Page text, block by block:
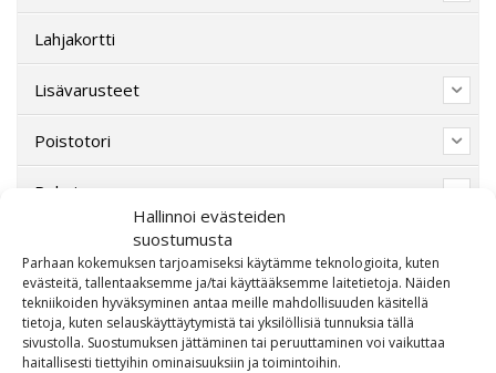
Hallinnoi evästeiden
suostumusta
Parhaan kokemuksen tarjoamiseksi käytämme teknologioita, kuten
evästeitä, tallentaaksemme ja/tai käyttääksemme laitetietoja. Näiden
tekniikoiden hyväksyminen antaa meille mahdollisuuden käsitellä
tietoja, kuten selauskäyttäytymistä tai yksilöllisiä tunnuksia tällä
sivustolla. Suostumuksen jättäminen tai peruuttaminen voi vaikuttaa
haitallisesti tiettyihin ominaisuuksiin ja toimintoihin.
Lahjakortti
Lisävarusteet
Poistotori
Polaris
SW-Motech
Varaosat/Sekalaiset